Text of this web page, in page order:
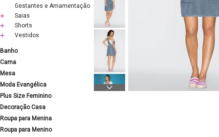
Gestantes e Amamentação
Saias
Shorts
Vestidos
Banho
Cama
Mesa
Moda Evangélica
Plus Size Feminino
Decoração Casa
Roupa para Menina
Roupa para Menino